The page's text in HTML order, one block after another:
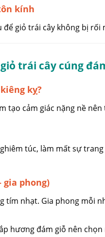
kính
giỏ trái cây không bị
trái cây cúng
kỵ?
tạo cảm giác nặng nề
túc, làm mất sự
gia phong)
tím nhạt. Gia phong mỗi